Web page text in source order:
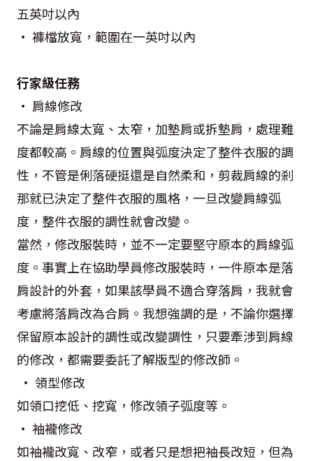
五英吋以內
• 褲檔放寬，範圍在一英吋以內
行家級任務
• 肩線修改
不論是肩線太寬、太窄，加墊肩或拆墊肩，處理難
度都較高。肩線的位置與弧度決定了整件衣服的調
性，不管是俐落硬挺還是自然柔和，剪裁肩線的剎
那就已決定了整件衣服的風格，一旦改變肩線弧
度，整件衣服的調性就會改變。
當然，修改服裝時，並不一定要堅守原本的肩線弧
度。事實上在協助學員修改服裝時，一件原本是落
肩設計的外套，如果該學員不適合穿落肩，我就會
考慮將落肩改為合肩。我想強調的是，不論你選擇
保留原本設計的調性或改變調性，只要牽涉到肩線
的修改，都需要委託了解版型的修改師。
• 領型修改
如領口挖低、挖寬，修改領子弧度等。
• 袖襱修改
如袖襱改寬、改窄，或者只是想把袖長改短，但為